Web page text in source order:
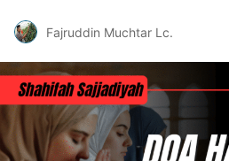
Fajruddin Muchtar Lc.